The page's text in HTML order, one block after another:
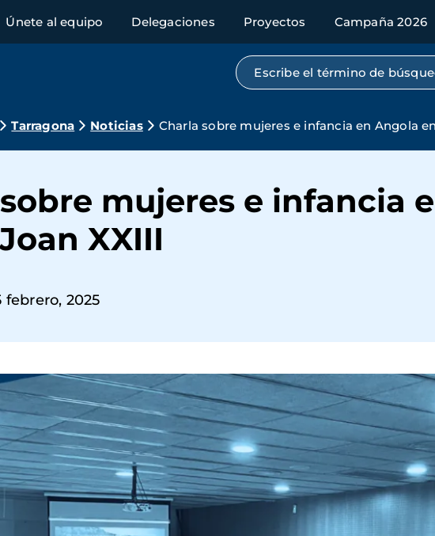
Únete al equipo Delegaciones Proyectos Campaña 2026
Búsqueda por texto
Tarragona Noticias Charla sobre mujeres e infancia en Angola
mujeres e infancia
XXIII
febrero, 2025